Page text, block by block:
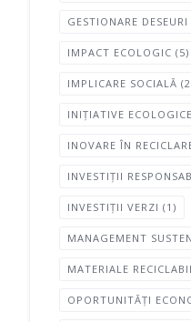
GESTIONARE DESEURI
IMPACT ECOLOGIC (5)
IMPLICARE SOCIALĂ
INIȚIATIVE ECOLOGICE
INOVARE ÎN
INVESTIȚII
INVESTIȚII VERZI (1)
MANAGEMENT
MATERIALE
OPORTUNITĂȚI